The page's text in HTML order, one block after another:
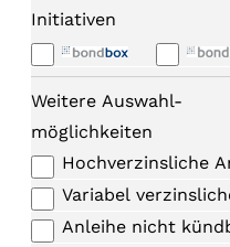
Initiativen
Weitere Auswahl-
möglichkeiten
Hochverzinsliche
Variabel
Anleihe nicht